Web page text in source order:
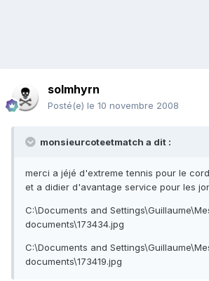
solmhyrn
Posté(e) le 10 novembre 2008
monsieurcoteetmatch a dit :
merci a jéjé d'extreme tennis pour le
et a didier d'avantage service pour les
C:\Documents and
documents\173434.jpg
C:\Documents and
documents\173419.jpg